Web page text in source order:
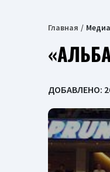
Главная Медиа
ДОБАВЛЕНО: